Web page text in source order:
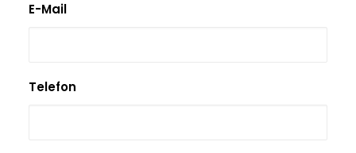
E-Mail
Telefon